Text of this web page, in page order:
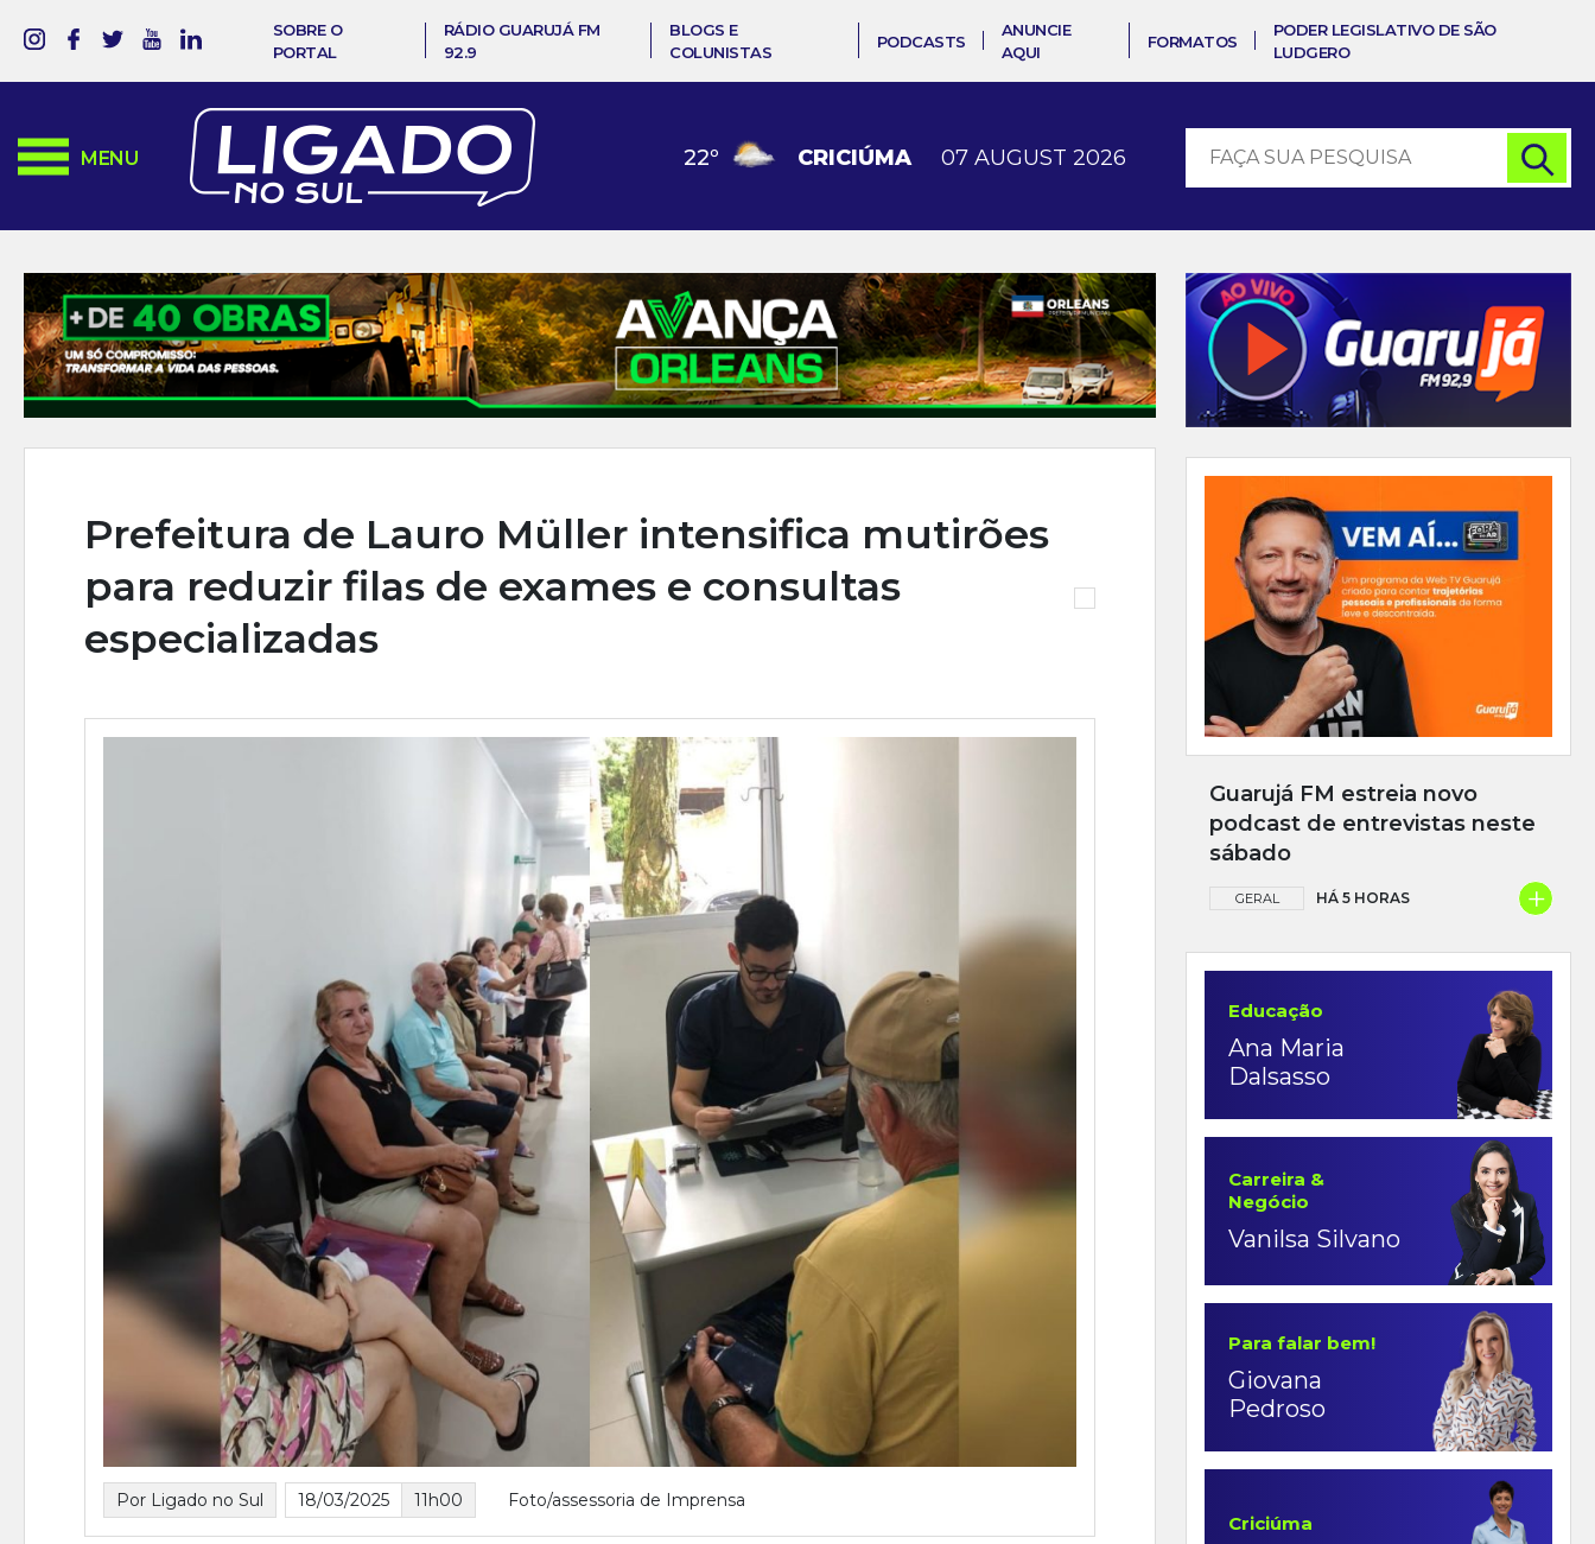
SOBRE O
PORTAL
RÁDIO GUARUJÁ FM
92.9
BLOGS E
COLUNISTAS
PODCASTS
ANUNCIE
AQUI
FORMATOS
PODER LEGISLATIVO DE SÃO
LUDGERO
MENU 22º CRICIÚMA 07 AUGUST 2026
Prefeitura de Lauro Müller intensifica mutirões
para reduzir filas de exames e consultas
especializadas
Por Ligado no Sul 18/03/2025 11h00 Foto/assessoria de Imprensa
Guarujá FM estreia novo
podcast de entrevistas neste
sábado
GERAL HÁ 5 HORAS +
Educação
Ana Maria
Dalsasso
Carreira &
Negócio
Vanilsa Silvano
Para falar bem!
Giovana
Pedroso
Criciúma